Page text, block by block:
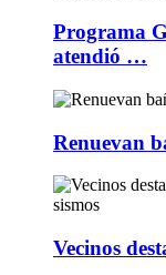
Programa
atendió …
Renuevan
Vecinos